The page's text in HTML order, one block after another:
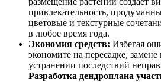
привлекательность,
цветовые и текстурные
в любое время года.
Экономия средств: Избегая
экономите на пересадке,
устранении последствий
Разработка дендроплана